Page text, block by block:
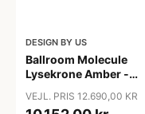
DESIGN BY US
Ballroom Molecule
Lysekrone Amber -
VEJL. PRIS 12.690,00 KR